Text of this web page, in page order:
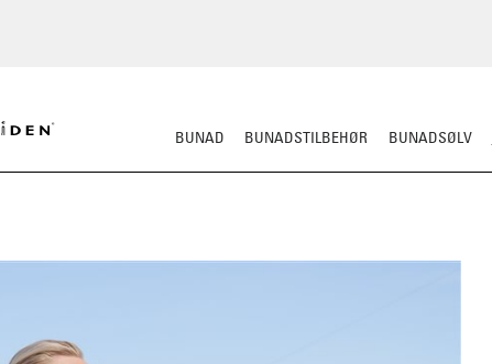
BUNAD BUNADSTILBEHØR BUNADSØLV